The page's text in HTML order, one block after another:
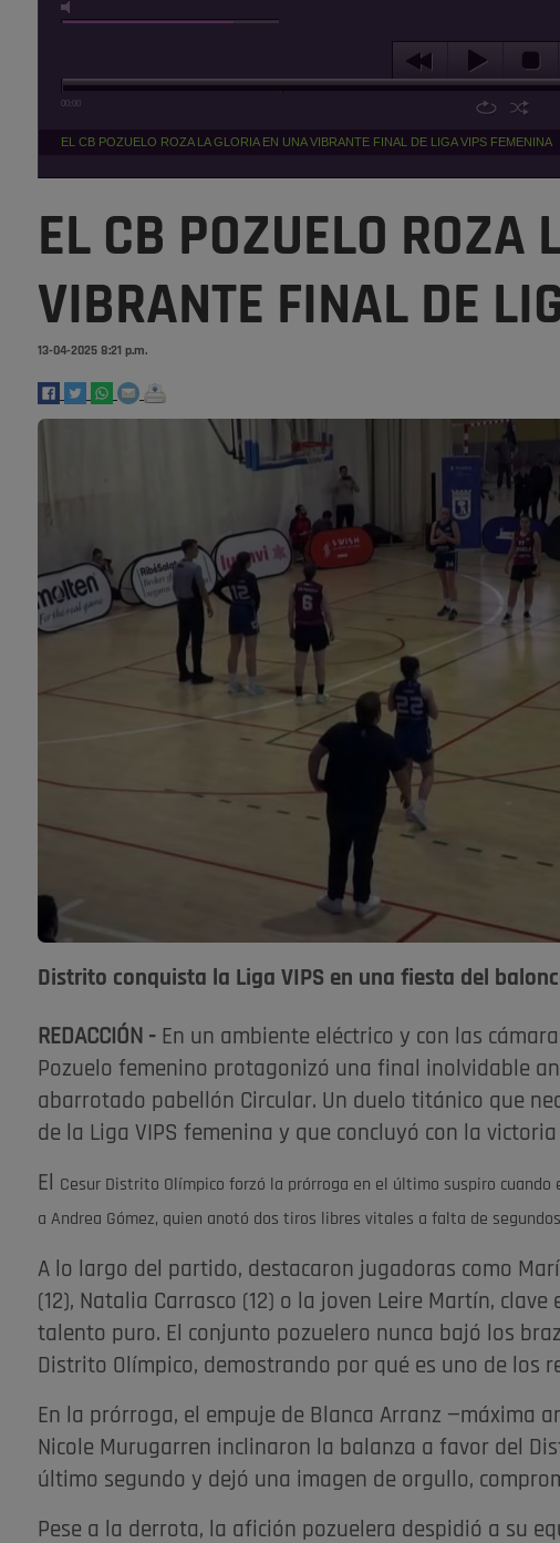
00:00
EL CB POZUELO ROZA LA GLORIA EN UNA VIBRANTE FINAL DE LIGA VIPS FEMENINA
EL CB POZUELO ROZA
VIBRANTE FINAL DE
13-04-2025 8:21 p.m.
Distrito conquista la Liga VIPS en una fiesta del
REDACCIÓN - En un ambiente eléctrico y con las
Pozuelo femenino protagonizó una final inolvidable
abarrotado pabellón Circular. Un duelo titánico que
de la Liga VIPS femenina y que concluyó con la
El Cesur Distrito Olímpico forzó la prórroga en el último suspiro cuando
a Andrea Gómez, quien anotó dos tiros libres vitales a falta de
A lo largo del partido, destacaron jugadoras como
(12), Natalia Carrasco (12) o la joven Leire Martín,
talento puro. El conjunto pozuelero nunca bajó los
Distrito Olímpico, demostrando por qué es uno de los
En la prórroga, el empuje de Blanca Arranz —máxima
Nicole Murugarren inclinaron la balanza a favor del
último segundo y dejó una imagen de orgullo,
Pese a la derrota, la afición pozuelera despidió a su